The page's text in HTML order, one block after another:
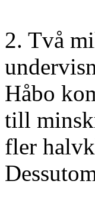
2. Två
Håbo
till
fler